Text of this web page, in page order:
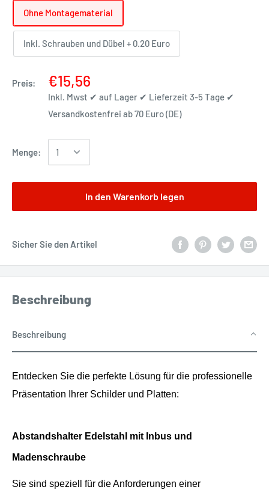
Ohne Montagematerial
Inkl. Schrauben und Dübel + 0.20 Euro
Preis: €15,56
Inkl. Mwst ✔ auf Lager ✔ Lieferzeit 3-5 Tage ✔
Versandkostenfrei ab 70 Euro (DE)
Menge:
In den Warenkorb legen
Sicher Sie den Artikel
Beschreibung
Beschreibung
Entdecken Sie die perfekte Lösung für die professionelle
Präsentation Ihrer Schilder und Platten:
Abstandshalter Edelstahl mit Inbus und
Madenschraube
Sie sind speziell für die Anforderungen einer